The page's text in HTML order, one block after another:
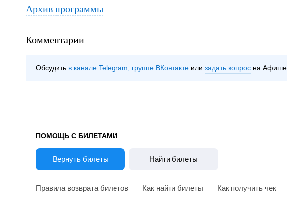
Архив программы
Комментарии
Обсудить в канале Telegram группе ВКонтакте задать вопрос на Афише
ПОМОЩЬ С БИЛЕТАМИ
Вернуть билеты Найти билеты
Правила возврата билетов Как найти билеты Как получить чек